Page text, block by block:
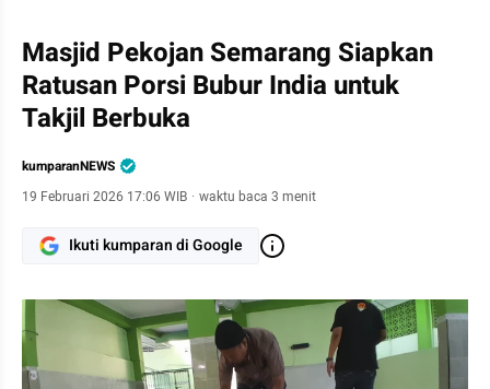
Masjid Pekojan Semarang Siapkan
Ratusan Porsi Bubur India untuk
Takjil Berbuka
kumparanNEWS
19 Februari 2026 17:06 WIB · waktu baca 3 menit
Ikuti kumparan di Google